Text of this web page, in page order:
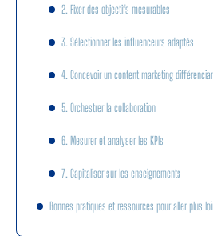
2. Fixer des objectifs mesurables
3. Sélectionner les influenceurs adaptés
4. Concevoir un content marketing
5. Orchestrer la collaboration
6. Mesurer et analyser les KPIs
7. Capitaliser sur les enseignements
Bonnes pratiques et ressources pour aller plus